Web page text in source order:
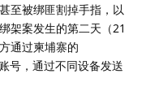
至被绑匪割掉手指，以
架案发生的第二天（21
通过柬埔寨的
号，通过不同设备发送